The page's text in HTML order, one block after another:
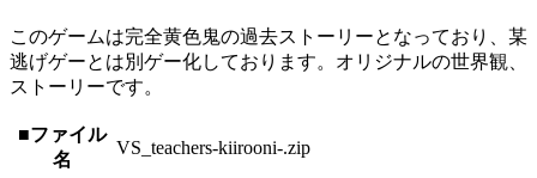
このゲームは完全黄色鬼の過去ストーリーとなっており、某
逃げゲーとは別ゲー化しております。オリジナルの世界観、
ストーリーです。
■ファイル
名
VS_teachers-kiirooni-.zip